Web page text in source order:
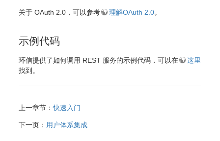
关于 OAuth 2.0，可以参考 理解OAuth 2.0。
示例代码
环信提供了如何调用 REST 服务的示例代码，可以在
这里
找到。
上一章节：快速入门
下一页： 用户体系集成